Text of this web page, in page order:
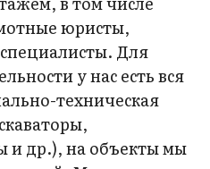
юристы,
Для
у нас есть вся
техническая
др.), на объекты мы